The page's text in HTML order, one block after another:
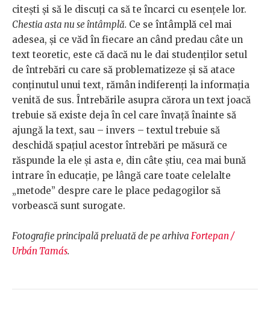
citești și să le discuți ca să te încarci cu esențele lor.
Chestia asta nu se întâmplă. Ce se întâmplă cel mai
adesea, și ce văd în fiecare an când predau câte un
text teoretic, este că dacă nu le dai studenților setul
de întrebări cu care să problematizeze și să atace
conținutul unui text, rămân indiferenți la informația
venită de sus. Întrebările asupra cărora un text joacă
trebuie să existe deja în cel care învață înainte să
ajungă la text, sau – invers – textul trebuie să
deschidă spațiul acestor întrebări pe măsură ce
răspunde la ele și asta e, din câte știu, cea mai bună
intrare în educație, pe lângă care toate celelalte
„metode” despre care le place pedagogilor să
vorbească sunt surogate.
Fotografie principală preluată de pe arhiva Fortepan /
Urbán Tamás.